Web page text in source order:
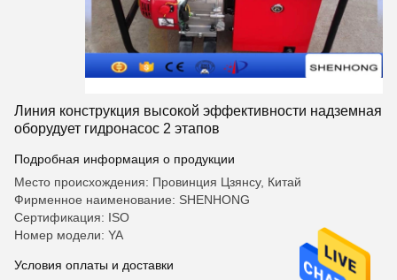
Линия конструкция высокой эффективности надземная
оборудует гидронасос 2 этапов
Подробная информация о продукции
Место происхождения: Провинция Цзянсу, Китай
Фирменное наименование: SHENHONG
Сертификация: ISO
Номер модели: YA
Условия оплаты и доставки